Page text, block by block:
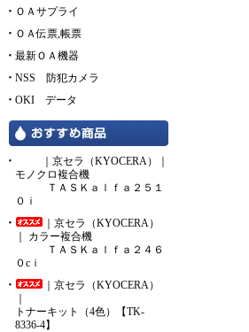
ＯＡサプライ
ＯＡ伝票,帳票
最新ＯＡ機器
NSS 防犯カメラ
OKI データ
｜京セラ（KYOCERA）｜
モノクロ複合機
ＴＡＳＫａｌｆａ２５１
０ｉ
｜京セラ（KYOCERA）
｜ カラー複合機
ＴＡＳＫａｌｆａ２４６
０cｉ
｜京セラ（KYOCERA）
トナーキット（4色）【TK-
8336-4】